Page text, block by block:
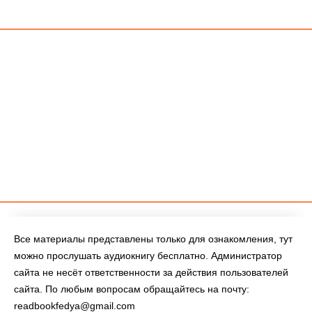
Все материалы представлены только для ознакомления, тут
можно прослушать аудиокнигу бесплатно. Администратор
сайта не несёт ответственности за действия пользователей
сайта. По любым вопросам обращайтесь на почту:
readbookfedya@gmail.com